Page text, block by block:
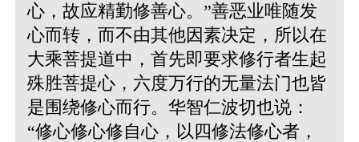
心，故应精勤修善心。”善恶业唯随发
心而转，而不由其他因素决定，所以在
大乘菩提道中，首先即要求修行者生起
殊胜菩提心，六度万行的无量法门也皆
是围绕修心而行。华智仁波切也说：
“修心修心修自心，以四修法修心者，